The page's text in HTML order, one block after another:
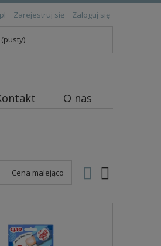
Zarejestruj się Zaloguj się
(pusty)
O nas
Cena malejąco